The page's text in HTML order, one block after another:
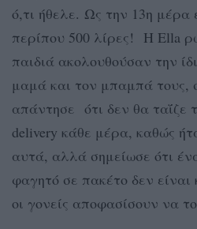
ό,τι ήθελε. Ως την 13η μέρα
περίπου 500 λίρες! Η Ella
παιδιά ακολουθούσαν την
μαμά και τον μπαμπά τους,
απάντησε ότι δεν θα ταΐζε
delivery κάθε μέρα, καθώς
αυτά, αλλά σημείωσε ότι
φαγητό σε πακέτο δεν
οι γονείς αποφασίσουν να